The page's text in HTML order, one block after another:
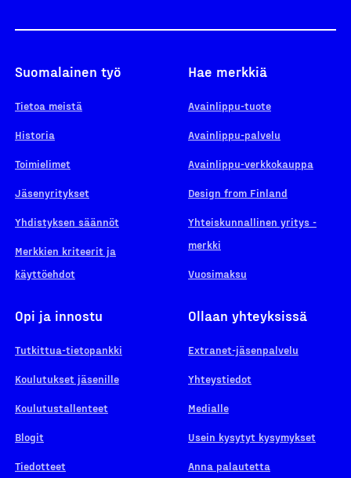
Suomalainen työ
Tietoa meistä
Historia
Toimielimet
Jäsenyritykset
Yhdistyksen säännöt
Merkkien kriteerit ja
käyttöehdot
Hae merkkiä
Avainlippu-tuote
Avainlippu-palvelu
Avainlippu-verkkokauppa
Design from Finland
Yhteiskunnallinen yritys -
merkki
Vuosimaksu
Opi ja innostu
Tutkittua-tietopankki
Koulutukset jäsenille
Koulutustallenteet
Blogit
Tiedotteet
Ollaan yhteyksissä
Extranet-jäsenpalvelu
Yhteystiedot
Medialle
Usein kysytyt kysymykset
Anna palautetta